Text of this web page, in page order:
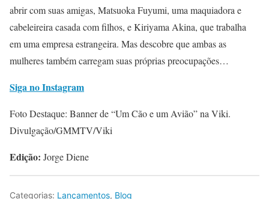
abrir com suas amigas, Matsuoka Fuyumi, uma maquiadora e
cabeleireira casada com filhos, e Kiriyama Akina, que trabalha
em uma empresa estrangeira. Mas descobre que ambas as
mulheres também carregam suas próprias preocupações…
Siga no Instagram
Foto Destaque: Banner de “Um Cão e um Avião” na Viki.
Divulgação/GMMTV/Viki
Edição: Jorge Diene
Categorias: Lançamentos, Blog